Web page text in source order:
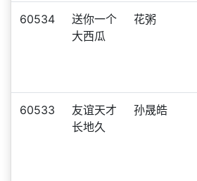
60534
送你一个
大西瓜
花粥
60533
友谊天才
长地久
孙晟皓